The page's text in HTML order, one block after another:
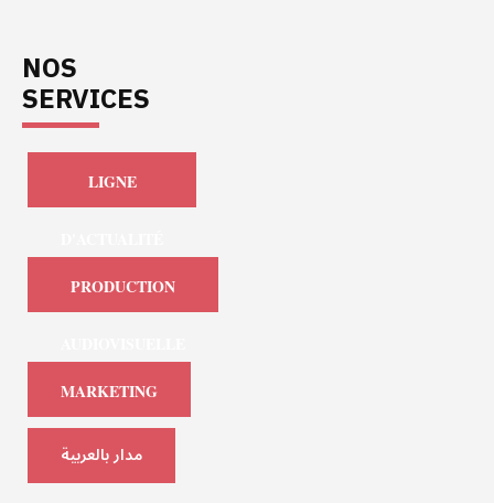
NOS
SERVICES
LIGNE
PRODUCTION
MARKETING
مدار بالعربية